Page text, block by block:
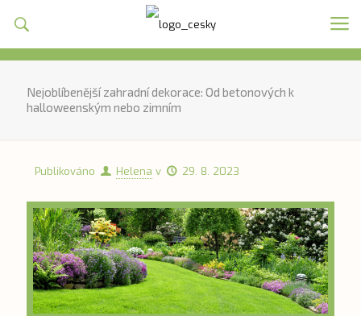
Nejoblíbenější zahradní dekorace: Od betonových k
halloweenským nebo zimním
Publikováno Helena v 29. 8. 2023